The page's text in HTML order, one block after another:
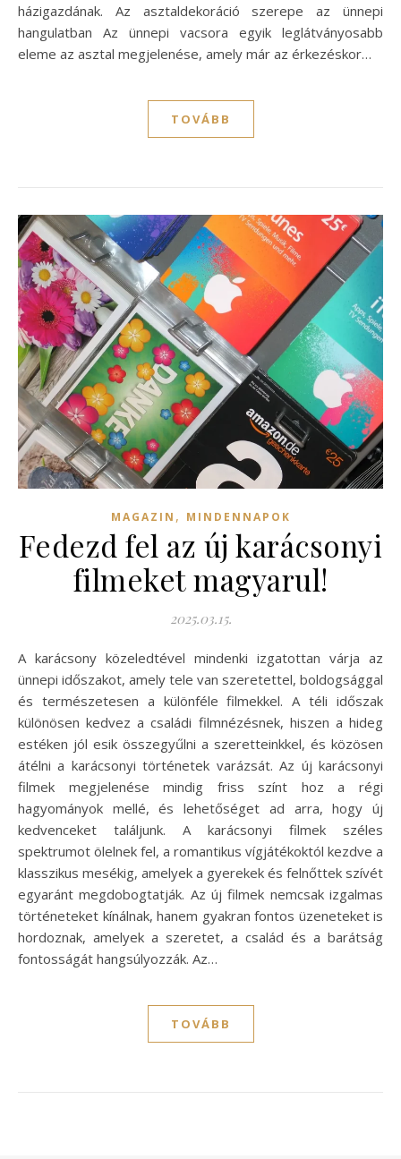
házigazdának. Az asztaldekoráció szerepe az ünnepi
hangulatban Az ünnepi vacsora egyik leglátványosabb
eleme az asztal megjelenése, amely már az érkezéskor…
TOVÁBB
MAGAZIN , MINDENNAPOK
Fedezd fel az új karácsonyi
filmeket magyarul!
2025.03.15.
A karácsony közeledtével mindenki izgatottan várja az
ünnepi időszakot, amely tele van szeretettel, boldogsággal
és természetesen a különféle filmekkel. A téli időszak
különösen kedvez a családi filmnézésnek, hiszen a hideg
estéken jól esik összegyűlni a szeretteinkkel, és közösen
átélni a karácsonyi történetek varázsát. Az új karácsonyi
filmek megjelenése mindig friss színt hoz a régi
hagyományok mellé, és lehetőséget ad arra, hogy új
kedvenceket találjunk. A karácsonyi filmek széles
spektrumot ölelnek fel, a romantikus vígjátékoktól kezdve a
klasszikus mesékig, amelyek a gyerekek és felnőttek szívét
egyaránt megdobogtatják. Az új filmek nemcsak izgalmas
történeteket kínálnak, hanem gyakran fontos üzeneteket is
hordoznak, amelyek a szeretet, a család és a barátság
fontosságát hangsúlyozzák. Az…
TOVÁBB